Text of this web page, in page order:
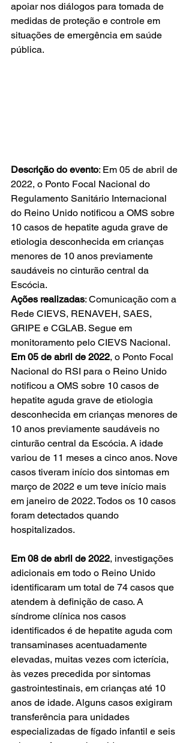
apoiar nos diálogos para tomada de
medidas de proteção e controle em
situações de emergência em saúde
pública.
Descrição do evento: Em 05 de abril de
2022, o Ponto Focal Nacional do
Regulamento Sanitário Internacional
do Reino Unido notificou a OMS sobre
10 casos de hepatite aguda grave de
etiologia desconhecida em crianças
menores de 10 anos previamente
saudáveis no cinturão central da
Escócia.
Ações realizadas: Comunicação com a
Rede CIEVS, RENAVEH, SAES,
GRIPE e CGLAB. Segue em
monitoramento pelo CIEVS Nacional.
Em 05 de abril de 2022, o Ponto Focal
Nacional do RSI para o Reino Unido
notificou a OMS sobre 10 casos de
hepatite aguda grave de etiologia
desconhecida em crianças menores de
10 anos previamente saudáveis no
cinturão central da Escócia. A idade
variou de 11 meses a cinco anos. Nove
casos tiveram início dos sintomas em
março de 2022 e um teve início mais
em janeiro de 2022. Todos os 10 casos
foram detectados quando
hospitalizados.
Em 08 de abril de 2022, investigações
adicionais em todo o Reino Unido
identificaram um total de 74 casos que
atendem à definição de caso. A
síndrome clínica nos casos
identificados é de hepatite aguda com
transaminases acentuadamente
elevadas, muitas vezes com icterícia,
às vezes precedida por sintomas
gastrointestinais, em crianças até 10
anos de idade. Alguns casos exigiram
transferência para unidades
especializadas de fígado infantil e seis